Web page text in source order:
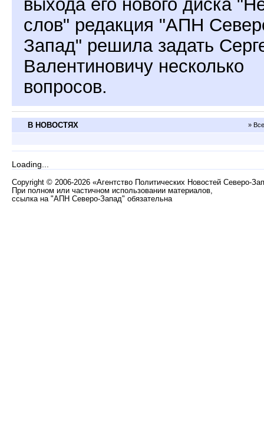
выхода его нового диска
слов" редакция "АПН
Запад" решила задать
Валентиновичу несколько
вопросов.
В НОВОСТЯХ »
Loading...
Copyright © 2006-2026 «Агентство Политических Новостей Северо-
При полном или частичном использовании материалов,
ссылка на "АПН Северо-Запад" обязательна